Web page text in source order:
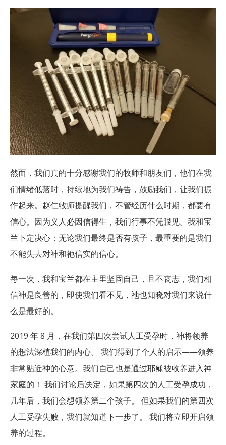
然而，我们真的十分感谢我们的牧师和朋友们，他们在我
们情绪低落时，持续地为我们祷告，鼓励我们，让我们振
作起来。赵仁牧师提醒我们，不管经历什么时期，都要有
信心。因为义人必因信得生，我们行事不凭眼见。我和宝
兰下定决心：无论我们最终是否有孩子，最重要的是我们
不能失去对神和祂信实的信心。
每一次，我和宝兰都在主里坚固自己，且不丧志，我们相
信神是良善的，即使我们看不见，祂也知晓对我们来说什
么是最好的。
2019 年 8 月，在我们第四次尝试人工受孕时，神将领养
的想法深植我们的内心。 我们得到了个人的启示——领养
非常贴近神的心意。我们自己也是通过耶稣被收养进入神
家庭的！ 我们讨论后决定，如果第四次的人工受孕成功，
几年后，我们会想领养第二个孩子。 但如果我们的第四次
人工受孕失败，我们就知道下一步了。 我们将立即开启领
养的过程。